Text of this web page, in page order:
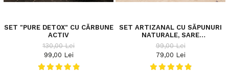
SET "PURE DETOX" CU CĂRBUNE
ACTIV
130,00 Lei
99,00 Lei
SET ARTIZANAL CU SĂPUNURI
NATURALE, SARE
EFERVESCENTĂ ȘI SĂCULEȚ
PARFUMAT CU LAVANDĂ ȘI
CHIMEN NEGRU
99,00 Lei
79,00 Lei